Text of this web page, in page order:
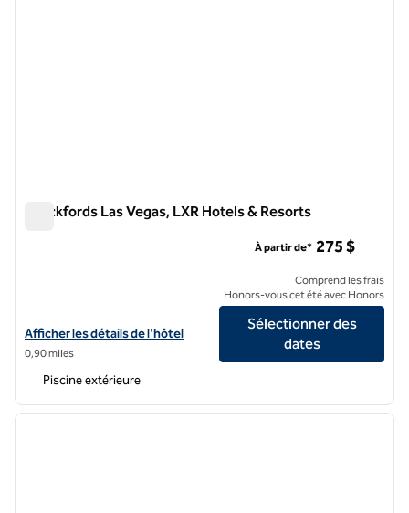
Crockfords Las Vegas, LXR Hotels & Resorts
Afficher les détails de l'hôtel pour Crockfords Las Vegas, LXR Hotels
Afficher les détails de l'hôtel
0,90 miles
À partir de* 275 $
Comprend les frais
Honors-vous cet été avec Honors
Sélectionner des
dates
Piscine extérieure
1 sur 11